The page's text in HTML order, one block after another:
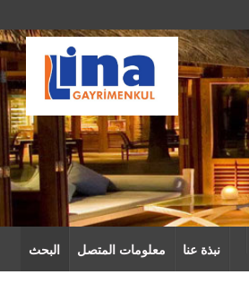
نبذة عنا معلومات المتصل البحث